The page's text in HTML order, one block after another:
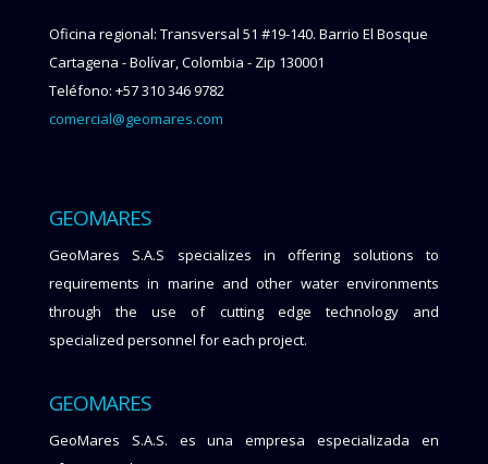
Oficina regional: Transversal 51 #19-140. Barrio El Bosque
Cartagena - Bolívar, Colombia - Zip 130001
Teléfono: +57 310 346 9782
comercial@geomares.com
GEOMARES
GeoMares S.A.S specializes in offering solutions to
requirements in marine and other water environments
through the use of cutting edge technology and
specialized personnel for each project.
GEOMARES
GeoMares S.A.S. es una empresa especializada en